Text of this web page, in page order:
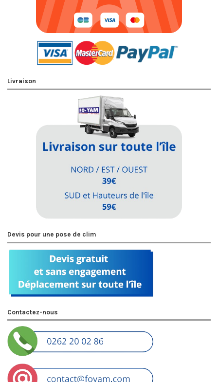
Livraison
Devis pour une pose de clim
Contactez-nous